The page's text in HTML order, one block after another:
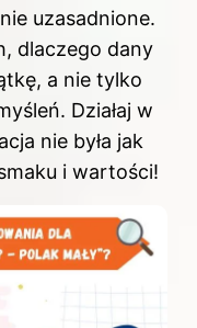
uzasadnione.
dlaczego dany
a nie tylko
Działaj w
nie była jak
i wartości!